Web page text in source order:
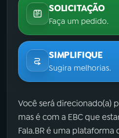
SOLICITAÇÃO
Faça um pedido.
SIMPLIFIQUE
Sugira melhorias.
Você será direcionado(a)
mas é com a EBC que
Fala.BR é uma